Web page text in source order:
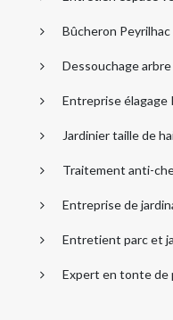
Bûcheron Peyrilhac
Dessouchage
Entreprise élagage
Jardinier taille de
Traitement anti-
Entreprise de
Entretient parc et
Expert en tonte de